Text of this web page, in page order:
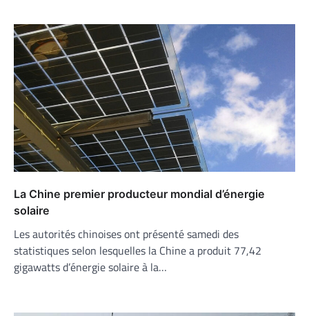
La Chine premier producteur mondial d’énergie
solaire
Les autorités chinoises ont présenté samedi des
statistiques selon lesquelles la Chine a produit 77,42
gigawatts d’énergie solaire à la…